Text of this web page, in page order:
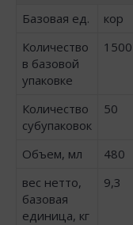
Базовая ед.
кор
Количество
в базовой
упаковке
1500
Количество
субупаковок
50
Объем, мл
480
вес нетто,
базовая
единица, кг
9,3